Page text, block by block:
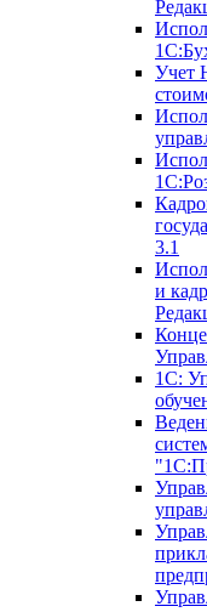
Учет
3.1
и
1С: